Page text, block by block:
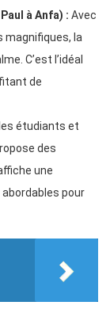
à Anfa) : Avec
magnifiques, la
C’est l’idéal
de
étudiants et
des
une
pour